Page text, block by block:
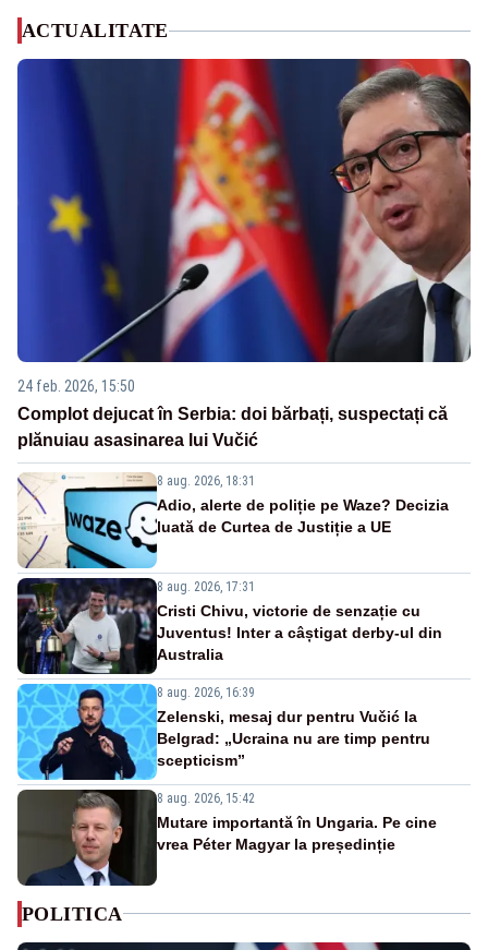
ACTUALITATE
24 feb. 2026, 15:50
Complot dejucat în Serbia: doi bărbați, suspectați că
plănuiau asasinarea lui Vučić
8 aug. 2026, 18:31
Adio, alerte de poliție pe Waze? Decizia
luată de Curtea de Justiție a UE
8 aug. 2026, 17:31
Cristi Chivu, victorie de senzație cu
Juventus! Inter a câștigat derby-ul din
Australia
8 aug. 2026, 16:39
Zelenski, mesaj dur pentru Vučić la
Belgrad: „Ucraina nu are timp pentru
scepticism”
8 aug. 2026, 15:42
Mutare importantă în Ungaria. Pe cine
vrea Péter Magyar la președinție
POLITICA